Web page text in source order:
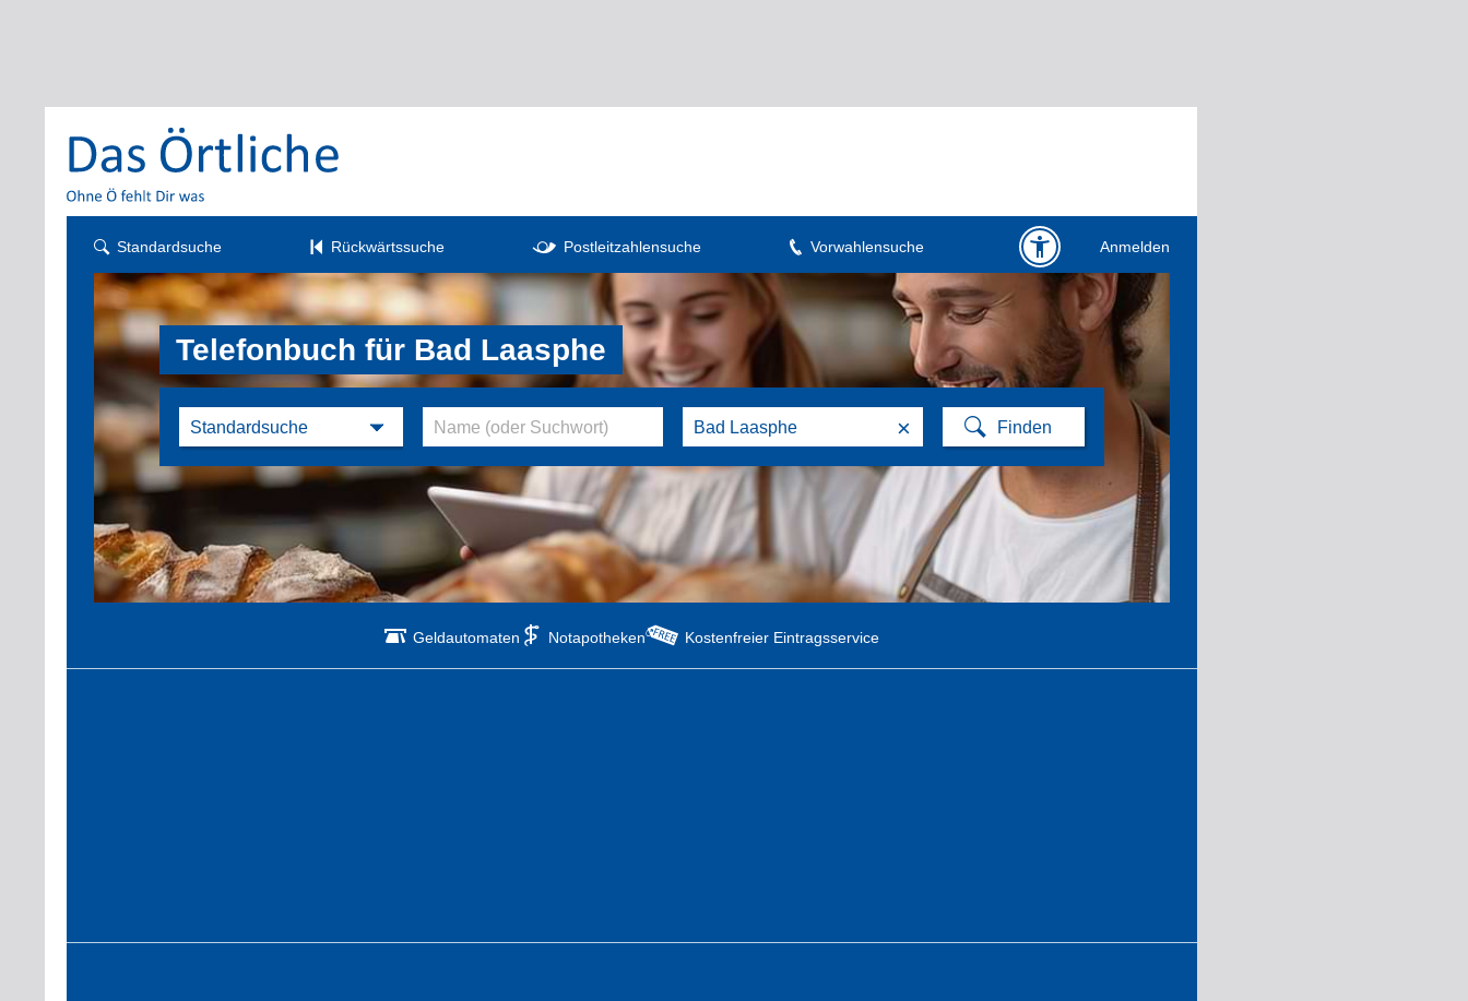
Standardsuche Rückwärtssuche Postleitzahlensuche Vorwahlensuche Anmelden
Telefonbuch für Bad Laasphe
×
Geldautomaten Notapotheken Kostenfreier Eintragsservice